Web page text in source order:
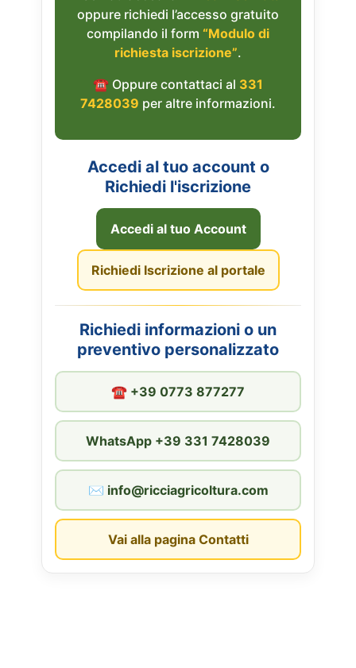
oppure richiedi l’accesso gratuito
compilando il form “Modulo di
richiesta iscrizione”.
☎︎ Oppure contattaci al 331
7428039 per altre informazioni.
Accedi al tuo account o
Richiedi l'iscrizione
Accedi al tuo Account
Richiedi Iscrizione al portale
Richiedi informazioni o un
preventivo personalizzato
☎︎ +39 0773 877277
WhatsApp +39 331 7428039
✉︎ info@ricciagricoltura.com
Vai alla pagina Contatti